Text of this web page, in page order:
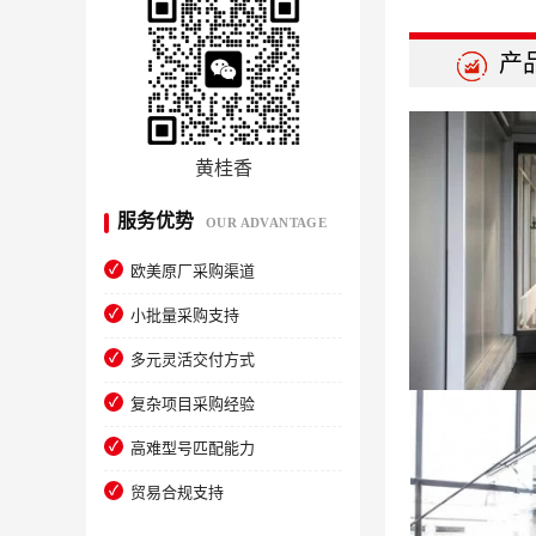
黄桂香
服务优势 OUR ADVANTAGE
欧美原厂采购渠道
小批量采购支持
多元灵活交付方式
复杂项目采购经验
高难型号匹配能力
贸易合规支持
产